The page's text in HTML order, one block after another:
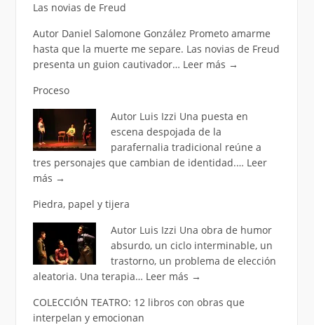
Las novias de Freud
Autor Daniel Salomone González Prometo amarme
hasta que la muerte me separe. Las novias de Freud
presenta un guion cautivador… Leer más →
Proceso
Autor Luis Izzi Una puesta en
escena despojada de la
parafernalia tradicional reúne a
tres personajes que cambian de identidad.… Leer
más →
Piedra, papel y tijera
Autor Luis Izzi Una obra de humor
absurdo, un ciclo interminable, un
trastorno, un problema de elección
aleatoria. Una terapia… Leer más →
COLECCIÓN TEATRO: 12 libros con obras que
interpelan y emocionan